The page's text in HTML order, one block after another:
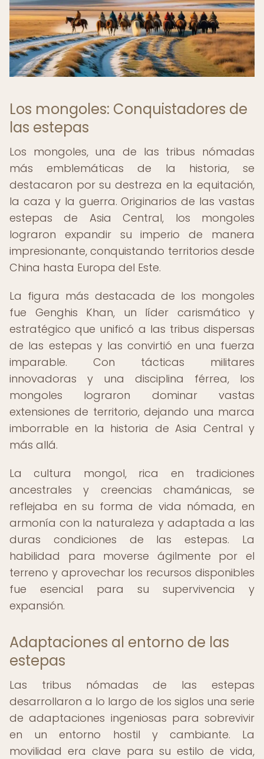
Los mongoles: Conquistadores de
las estepas
Los mongoles, una de las tribus nómadas
más emblemáticas de la historia, se
destacaron por su destreza en la equitación,
la caza y la guerra. Originarios de las vastas
estepas de Asia Central, los mongoles
lograron expandir su imperio de manera
impresionante, conquistando territorios desde
China hasta Europa del Este.
La figura más destacada de los mongoles
fue Genghis Khan, un líder carismático y
estratégico que unificó a las tribus dispersas
de las estepas y las convirtió en una fuerza
imparable. Con tácticas militares
innovadoras y una disciplina férrea, los
mongoles lograron dominar vastas
extensiones de territorio, dejando una marca
imborrable en la historia de Asia Central y
más allá.
La cultura mongol, rica en tradiciones
ancestrales y creencias chamánicas, se
reflejaba en su forma de vida nómada, en
armonía con la naturaleza y adaptada a las
duras condiciones de las estepas. La
habilidad para moverse ágilmente por el
terreno y aprovechar los recursos disponibles
fue esencial para su supervivencia y
expansión.
Adaptaciones al entorno de las
estepas
Las tribus nómadas de las estepas
desarrollaron a lo largo de los siglos una serie
de adaptaciones ingeniosas para sobrevivir
en un entorno hostil y cambiante. La
movilidad era clave para su estilo de vida,